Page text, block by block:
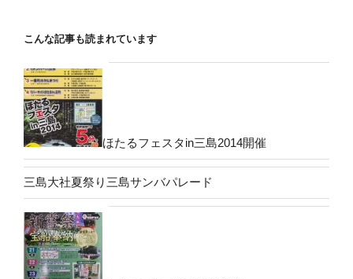
こんな記事も読まれています
ほたるフェスタin三島2014開催
三島大社夏祭り三島サンバパレード